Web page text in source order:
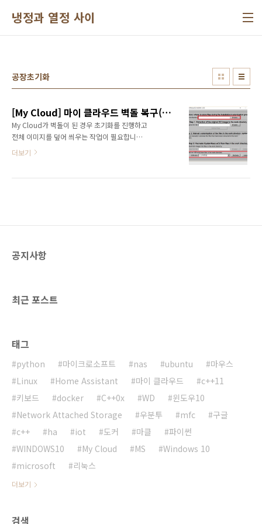
냉정과 열정 사이
공장초기화
[My Cloud] 마이 클라우드 벽돌 복구(공장초기화)
My Cloud가 벽돌이 된 경우 초기화를 진행하고
전체 이미지를 덮어 씌우는 작업이 필요합니
다.My Cloud의 분해 방법은 아래 링크를 참조
x86/3.8.1/systemrescuecd-x86-
더보기
공지사항
최근 포스트
태그
python 마이크로소프트 nas ubuntu
마우스
Linux
Home Assistant 마이 클라우드
c++11
키보드
docker C++0x WD
윈도우10
Network Attached Storage
우분투 mfc
구글
c++
ha iot 도커 마클
파이썬
WINDOWS10
My Cloud MS
Windows 10
microsoft
리눅스
더보기
검색